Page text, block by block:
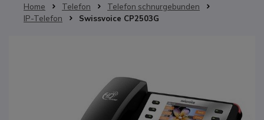
Home Telefon
Telefon schnurgebunden
IP-Telefon
Swissvoice CP2503G